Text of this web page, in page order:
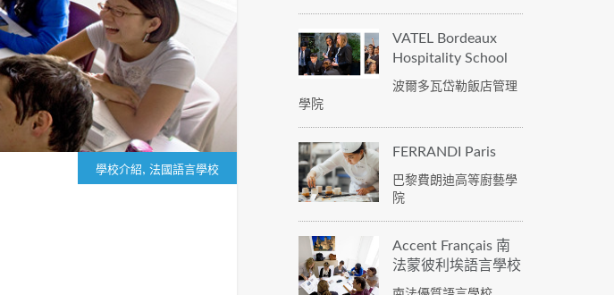
學校介紹, 法國語言學校
VATEL Bordeaux
Hospitality School
波爾多瓦岱勒飯店管理
學院
FERRANDI Paris
巴黎費朗迪高等廚藝學
院
Accent Français 南
法蒙彼利埃語言學校